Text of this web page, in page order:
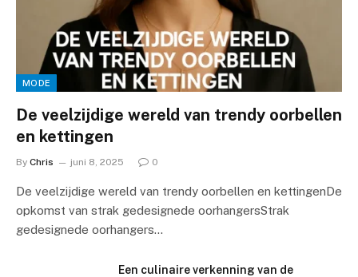
MODE
De veelzijdige wereld van trendy oorbellen
en kettingen
By Chris juni 8, 2025 0
De veelzijdige wereld van trendy oorbellen en kettingenDe
opkomst van strak gedesignede oorhangersStrak
gedesignede oorhangers…
Een culinaire verkenning van de